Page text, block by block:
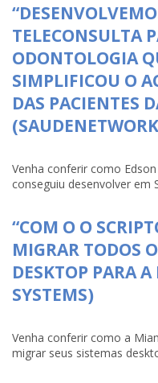
TELECONSULTA
ODONTOLOGIA
SIMPLIFICOU O
DAS PACIENTES
Venha conferir como
conseguiu desenvolver em
“COM O O
MIGRAR TODOS
DESKTOP PARA
SYSTEMS)
Venha conferir como a
migrar seus sistemas